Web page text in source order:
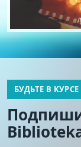
БУДЬТЕ В КУРСЕ